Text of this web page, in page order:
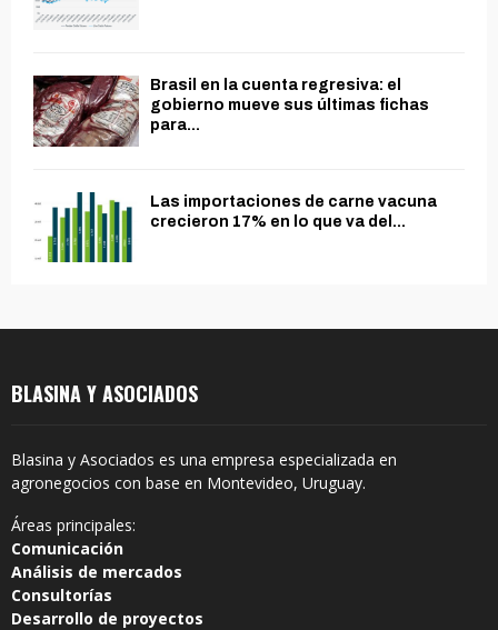
Brasil en la cuenta regresiva: el
gobierno mueve sus últimas fichas
para...
Las importaciones de carne vacuna
crecieron 17% en lo que va del...
BLASINA Y ASOCIADOS
Blasina y Asociados es una empresa especializada en
agronegocios con base en Montevideo, Uruguay.
Áreas principales:
Comunicación
Análisis de mercados
Consultorías
Desarrollo de proyectos